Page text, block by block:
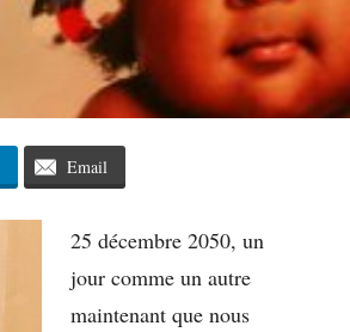
Email
25 décembre 2050, un
jour comme un autre
maintenant que nous